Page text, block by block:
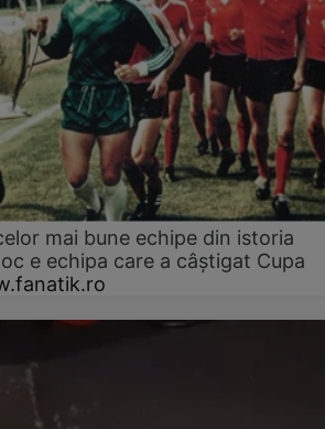
mai bune echipe din istoria
e echipa care a câştigat Cupa